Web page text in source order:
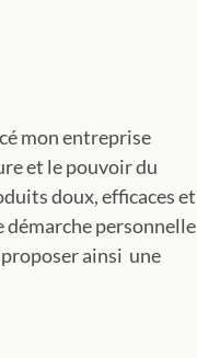
mon entreprise
et le pouvoir du
doux, efficaces et
démarche personnelle
ainsi une